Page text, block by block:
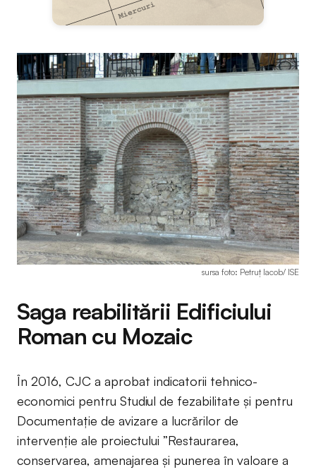
sursa foto: Petruț Iacob/ ISE
Saga reabilitării Edificiului
Roman cu Mozaic
În 2016, CJC a aprobat indicatorii tehnico-
economici pentru Studiul de fezabilitate și pentru
Documentaţie de avizare a lucrărilor de
intervenţie ale proiectului ”Restaurarea,
conservarea, amenajarea și punerea în valoare a